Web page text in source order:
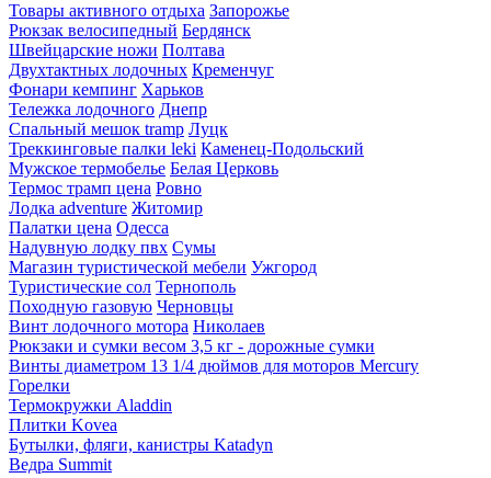
Товары активного отдыха Запорожье
Рюкзак велосипедный Бердянск
Швейцарские ножи Полтава
Двухтактных лодочных Кременчуг
Фонари кемпинг Харьков
Тележка лодочного Днепр
Спальный мешок tramp Луцк
Треккинговые палки leki Каменец-Подольский
Мужское термобелье Белая Церковь
Термос трамп цена Ровно
Лодка adventure Житомир
Палатки цена Одесса
Надувную лодку пвх Сумы
Магазин туристической мебели Ужгород
Туристические сол Тернополь
Походную газовую Черновцы
Винт лодочного мотора Николаев
Рюкзаки и сумки весом 3,5 кг - дорожные сумки
Винты диаметром 13 1/4 дюймов для моторов Mercury
Горелки
Термокружки Aladdin
Плитки Kovea
Бутылки, фляги, канистры Katadyn
Ведра Summit